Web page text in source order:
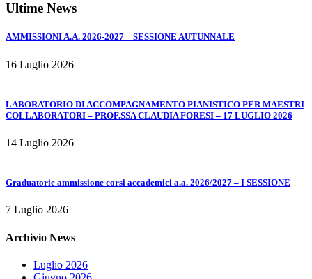
Ultime News
AMMISSIONI A.A. 2026-2027 – SESSIONE AUTUNNALE
16 Luglio 2026
LABORATORIO DI ACCOMPAGNAMENTO PIANISTICO PER MAESTRI
COLLABORATORI – PROF.SSA CLAUDIA FORESI – 17 LUGLIO 2026
14 Luglio 2026
Graduatorie ammissione corsi accademici a.a. 2026/2027 – I SESSIONE
7 Luglio 2026
Archivio News
Luglio 2026